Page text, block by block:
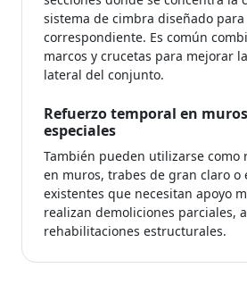
sistema de cimbra diseñado
correspondiente. Es común
marcos y crucetas para mejorar
lateral del conjunto.
Refuerzo temporal en
especiales
También pueden utilizarse como
en muros, trabes de gran claro o
existentes que necesitan apoyo
realizan demoliciones parciales,
rehabilitaciones estructurales.